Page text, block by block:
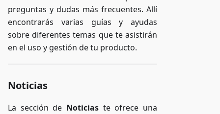
preguntas y dudas más frecuentes. Allí
encontrarás varias guías y ayudas
sobre diferentes temas que te asistirán
en el uso y gestión de tu producto.
Noticias
La sección de Noticias te ofrece una